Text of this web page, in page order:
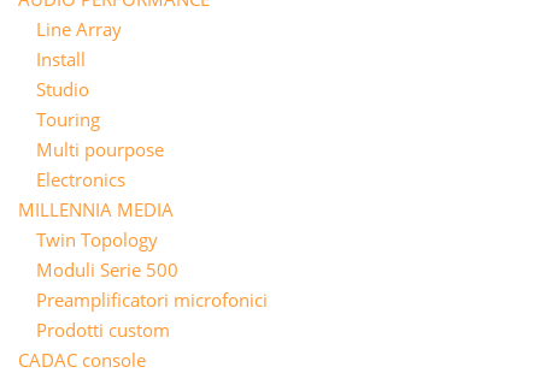
Line Array
Install
Studio
Touring
Multi pourpose
Electronics
MILLENNIA MEDIA
Twin Topology
Moduli Serie 500
Preamplificatori microfonici
Prodotti custom
CADAC console